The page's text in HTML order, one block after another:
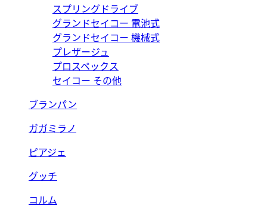
スプリングドライブ
グランドセイコー 電池式
グランドセイコー 機械式
プレザージュ
プロスペックス
セイコー その他
ブランパン
ガガミラノ
ピアジェ
グッチ
コルム